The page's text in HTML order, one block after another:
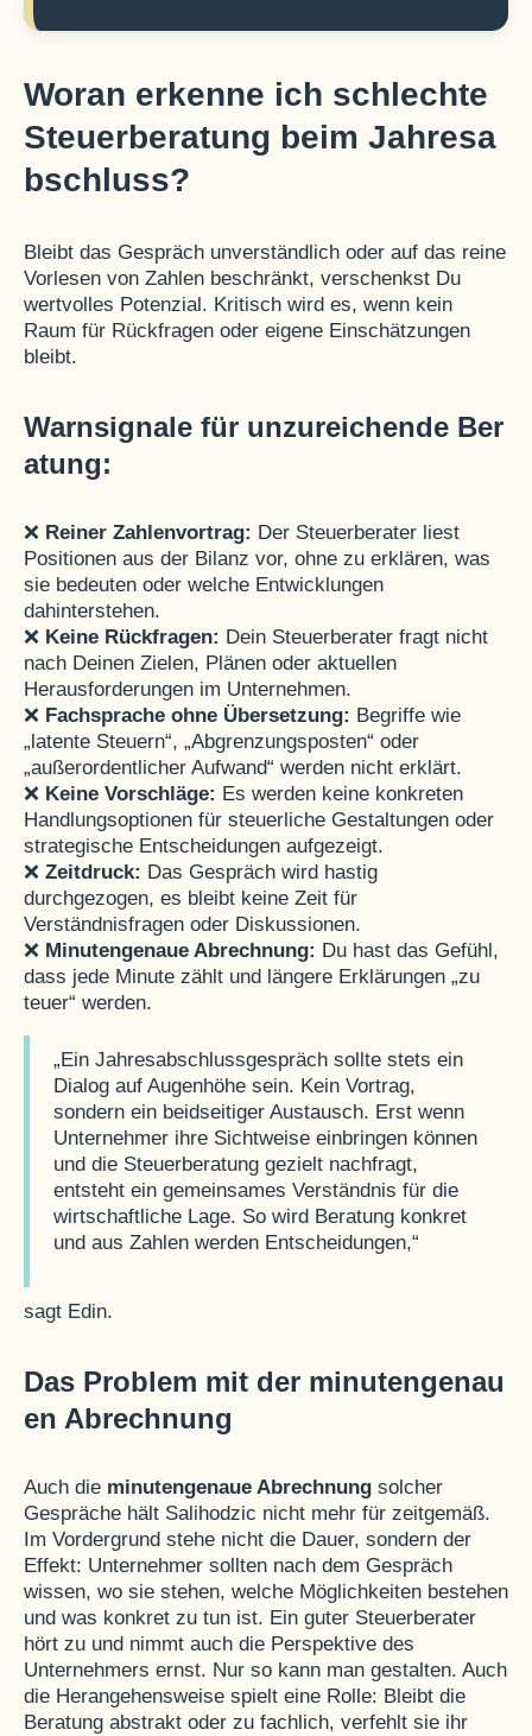
Woran erkenne ich schlechte
Steuerberatung beim Jahresa
bschluss?
Bleibt das Gespräch unverständlich oder auf das reine
Vorlesen von Zahlen beschränkt, verschenkst Du
wertvolles Potenzial. Kritisch wird es, wenn kein
Raum für Rückfragen oder eigene Einschätzungen
bleibt.
Warnsignale für unzureichende Ber
atung:
❌ Reiner Zahlenvortrag: Der Steuerberater liest
Positionen aus der Bilanz vor, ohne zu erklären, was
sie bedeuten oder welche Entwicklungen
dahinterstehen.
❌ Keine Rückfragen: Dein Steuerberater fragt nicht
nach Deinen Zielen, Plänen oder aktuellen
Herausforderungen im Unternehmen.
❌ Fachsprache ohne Übersetzung: Begriffe wie
„latente Steuern“, „Abgrenzungsposten“ oder
„außerordentlicher Aufwand“ werden nicht erklärt.
❌ Keine Vorschläge: Es werden keine konkreten
Handlungsoptionen für steuerliche Gestaltungen oder
strategische Entscheidungen aufgezeigt.
❌ Zeitdruck: Das Gespräch wird hastig
durchgezogen, es bleibt keine Zeit für
Verständnisfragen oder Diskussionen.
❌ Minutengenaue Abrechnung: Du hast das Gefühl,
dass jede Minute zählt und längere Erklärungen „zu
teuer“ werden.
„Ein Jahresabschlussgespräch sollte stets ein
Dialog auf Augenhöhe sein. Kein Vortrag,
sondern ein beidseitiger Austausch. Erst wenn
Unternehmer ihre Sichtweise einbringen können
und die Steuerberatung gezielt nachfragt,
entsteht ein gemeinsames Verständnis für die
wirtschaftliche Lage. So wird Beratung konkret
und aus Zahlen werden Entscheidungen,“
sagt Edin.
Das Problem mit der minutengenau
en Abrechnung
Auch die minutengenaue Abrechnung solcher
Gespräche hält Salihodzic nicht mehr für zeitgemäß.
Im Vordergrund stehe nicht die Dauer, sondern der
Effekt: Unternehmer sollten nach dem Gespräch
wissen, wo sie stehen, welche Möglichkeiten bestehen
und was konkret zu tun ist. Ein guter Steuerberater
hört zu und nimmt auch die Perspektive des
Unternehmers ernst. Nur so kann man gestalten. Auch
die Herangehensweise spielt eine Rolle: Bleibt die
Beratung abstrakt oder zu fachlich, verfehlt sie ihr